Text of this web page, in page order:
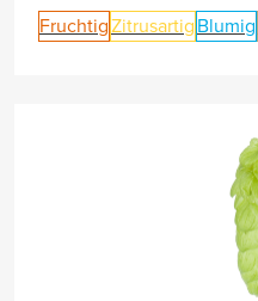
FruchtigZitrusartig Blumig